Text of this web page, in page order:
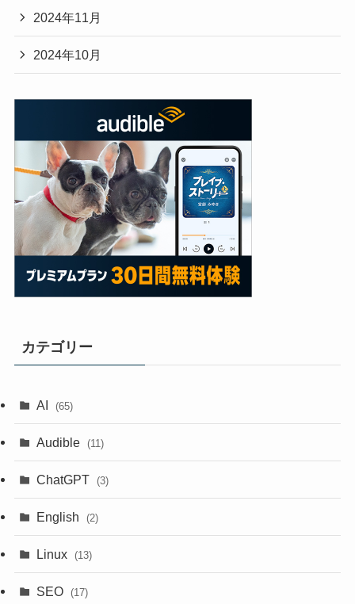
2024年11月
2024年10月
カテゴリー
AI (65)
Audible (11)
ChatGPT (3)
English (2)
Linux (13)
SEO (17)